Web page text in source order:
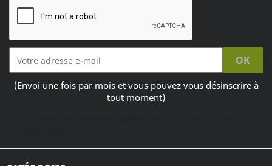
(Envoi une fois par mois et vous pouvez vous désinscrire à
tout moment)